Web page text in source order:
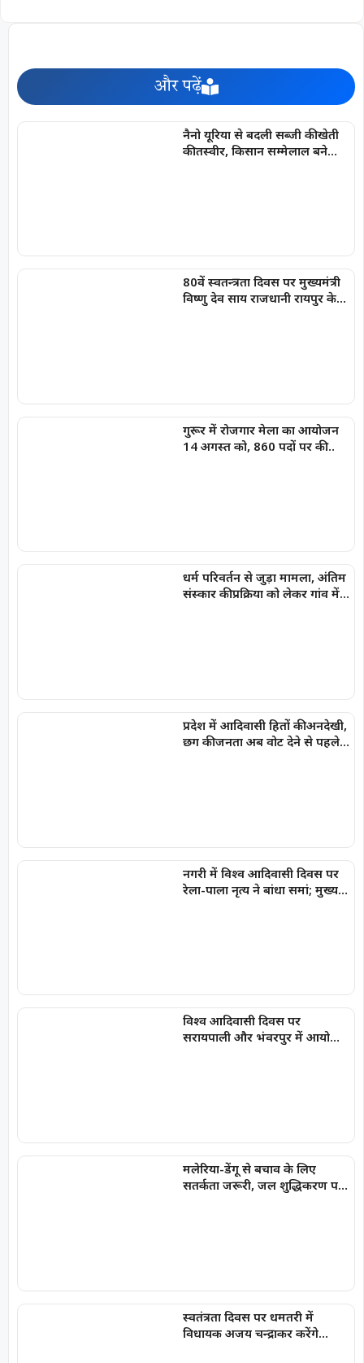
और पढ़ें
नैनो यूरिया से बदली सब्जी की खेती
की तस्वीर, किसान सम्मेलाल बने
80वें स्वतन्त्रता दिवस पर मुख्यमंत्री
विष्णु देव साय राजधानी रायपुर के
गुरूर में रोजगार मेला का आयोजन
14 अगस्त को, 860 पदों पर की
धर्म परिवर्तन से जुड़ा मामला, अंतिम
संस्कार की प्रक्रिया को लेकर गांव में
प्रदेश में आदिवासी हितों की अनदेखी,
छग की जनता अब वोट देने से पहले
नगरी में विश्व आदिवासी दिवस पर
रेला-पाला नृत्य ने बांधा समां; मुख्य
विश्व आदिवासी दिवस पर
सरायपाली और भंवरपुर में आयोजित
मलेरिया-डेंगू से बचाव के लिए
सतर्कता जरूरी, जल शुद्धिकरण पर
स्वतंत्रता दिवस पर धमतरी में
विधायक अजय चन्द्राकर करेंगे